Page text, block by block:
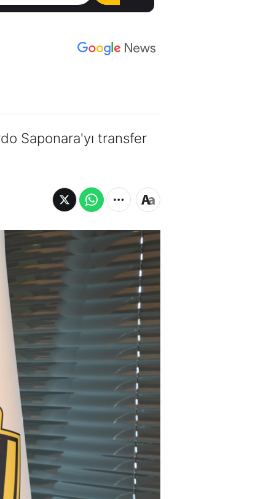
Saponara'yı transfer